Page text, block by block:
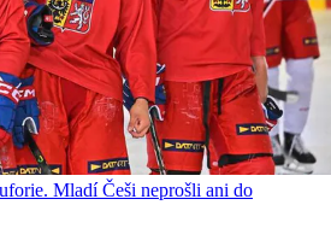
Mladí Češi neprošli ani do